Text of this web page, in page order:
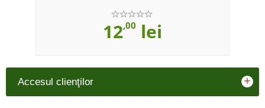
12,00 lei
Accesul clienţilor +